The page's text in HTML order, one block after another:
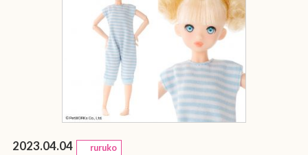
2023.04.04 ruruko